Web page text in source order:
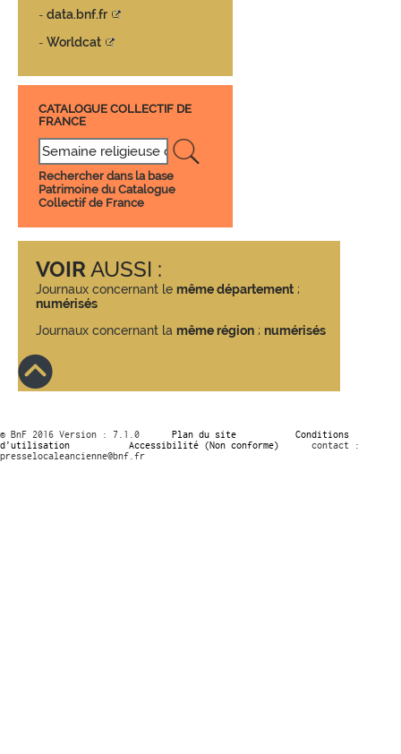
- data.bnf.fr
- Worldcat
CATALOGUE COLLECTIF DE
FRANCE
Rechercher dans la base
Patrimoine du Catalogue
Collectif de France
VOIR AUSSI :
Journaux concernant le même département ;
numérisés
Journaux concernant la même région ; numérisés
© BnF 2016 Version : 7.1.0 Plan du site
Conditions
d’utilisation
Accessibilité (Non conforme)
contact :
presselocaleancienne@bnf.fr